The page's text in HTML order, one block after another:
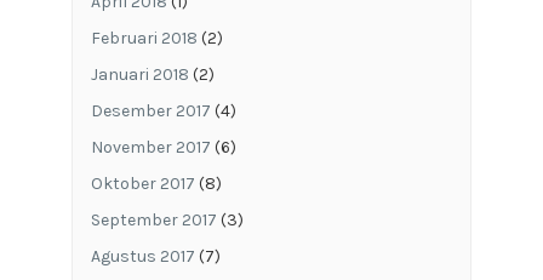
Februari 2018 (2)
Januari 2018 (2)
Desember 2017 (4)
November 2017 (6)
Oktober 2017 (8)
September 2017 (3)
Agustus 2017 (7)